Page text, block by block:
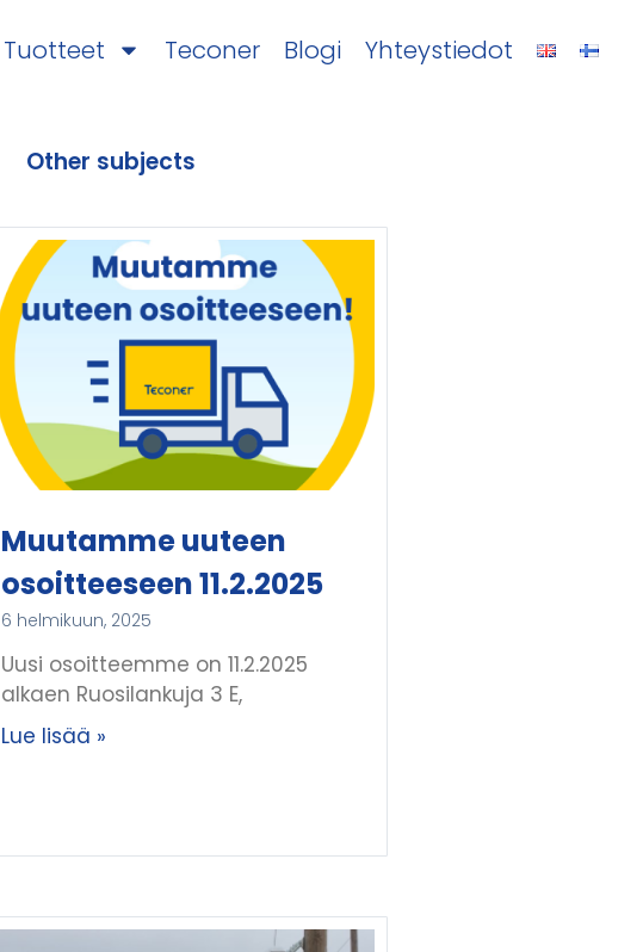
Tuotteet Teconer Blogi Yhteystiedot
Other subjects
Muutamme uuteen
osoitteeseen 11.2.2025
6 helmikuun, 2025
Uusi osoitteemme on 11.2.2025
alkaen Ruosilankuja 3 E,
Lue lisää »